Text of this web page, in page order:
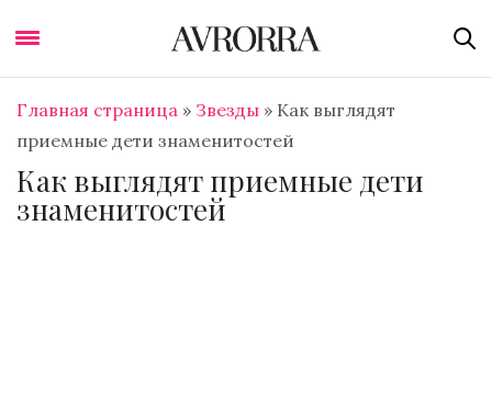
Главная страница » Звезды » Как выглядят
приемные дети знаменитостей
Как выглядят приемные дети
знаменитостей